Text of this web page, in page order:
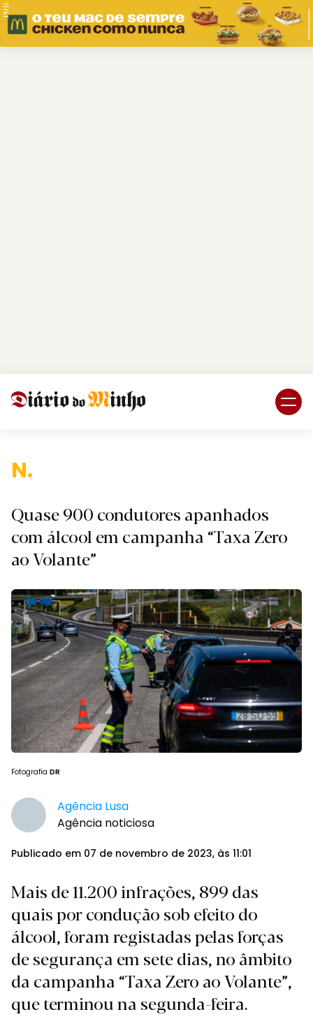
PUB.
Nacio
Quase 900 condutores apanhados
com álcool em campanha “Taxa Zero
ao Volante”
Fotografia DR
Agência Lusa
Agência noticiosa
Publicado em 07 de novembro de 2023, às 11:01
Mais de 11.200 infrações, 899 das
quais por condução sob efeito do
álcool, foram registadas pelas forças
de segurança em sete dias, no âmbito
da campanha “Taxa Zero ao Volante”,
que terminou na segunda-feira.